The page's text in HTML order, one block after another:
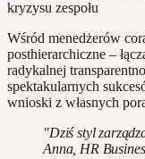
Wśród menedżerów
posthierarchiczne –
radykalnej
spektakularnych
wnioski z własnych
"Dziś styl
Anna, HR